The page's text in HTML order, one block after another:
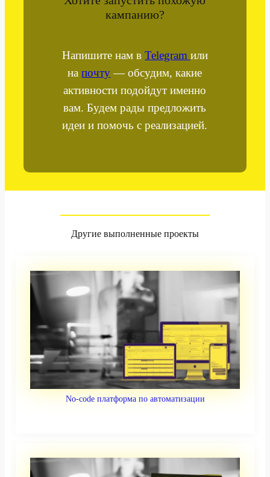
кампанию?
Напишите нам в Telegram или
напочту— обсудим, какие
активности подойдут именно
вам. Будем рады предложить
идеи и помочь с реализацией.
Другие выполненные проекты
No-code платформа по автоматизации